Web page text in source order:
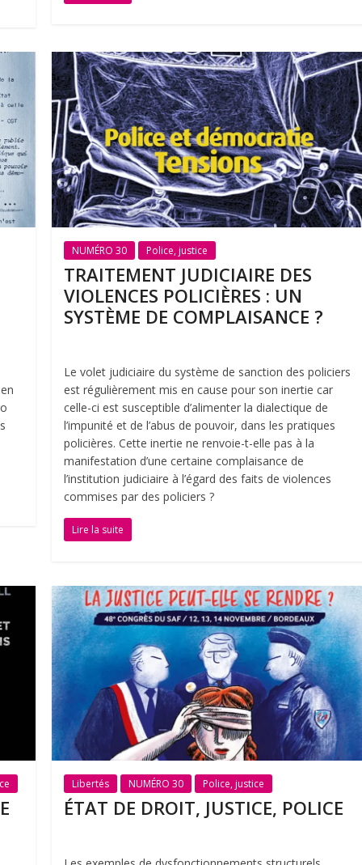
NUMÉRO 30 Police, justice
TRAITEMENT JUDICIAIRE DES
VIOLENCES POLICIÈRES : UN
SYSTÈME DE COMPLAISANCE ?
Le volet judiciaire du système de sanction des policiers
est régulièrement mis en cause pour son inertie car
celle-ci est susceptible d’alimenter la dialectique de
l’impunité et de l’abus de pouvoir, dans les pratiques
policières. Cette inertie ne renvoie-t-elle pas à la
manifestation d’une certaine complaisance de
l’institution judiciaire à l’égard des faits de violences
commises par des policiers ?
Lire la suite
Libertés NUMÉRO 30 Police, justice
ÉTAT DE DROIT, JUSTICE, POLICE